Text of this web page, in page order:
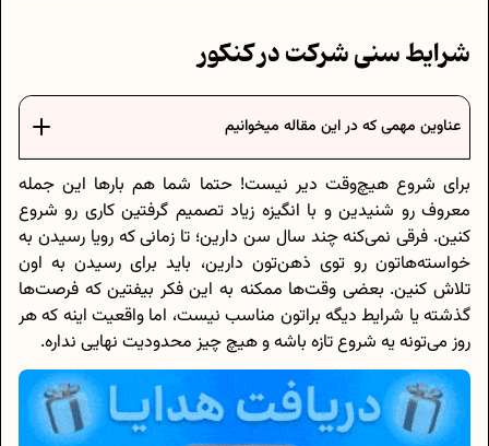
شرایط سنی شرکت در کنکور
عناوین مهمی که در این مقاله میخوانیم
برای شروع هیچ‌وقت دیر نیست! حتما شما هم بارها این جمله
معروف رو شنیدین و با انگیزه زیاد تصمیم گرفتین کاری رو شروع
کنین. فرقی نمی‌کنه چند سال سن دارین؛ تا زمانی که رویا رسیدن به
خواسته‌هاتون رو توی ذهن‌تون دارین، باید برای رسیدن به اون
تلاش کنین. بعضی وقت‌ها ممکنه به این فکر بیفتین که فرصت‌ها
گذشته یا شرایط دیگه براتون مناسب نیست، اما واقعیت اینه که هر
روز می‌تونه یه شروع تازه باشه و هیچ‌ چیز محدودیت نهایی نداره.